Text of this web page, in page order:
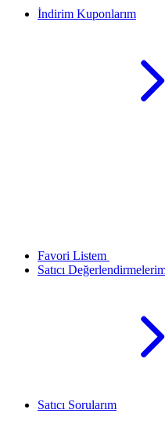
İndirim Kuponlarım
Favori Listem
Satıcı
Satıcı Sorularım